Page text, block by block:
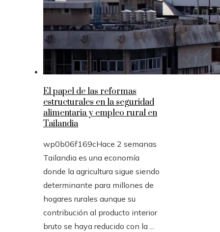
El papel de las reformas
estructurales en la seguridad
alimentaria y empleo rural en
Tailandia
wp0b06f169cHace 2 semanas
Tailandia es una economía
donde la agricultura sigue siendo
determinante para millones de
hogares rurales aunque su
contribución al producto interior
bruto se haya reducido con la ...